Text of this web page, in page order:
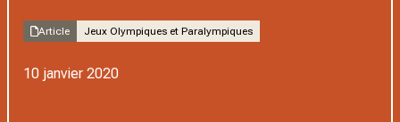
Article Jeux Olympiques et Paralympiques
10 janvier 2020